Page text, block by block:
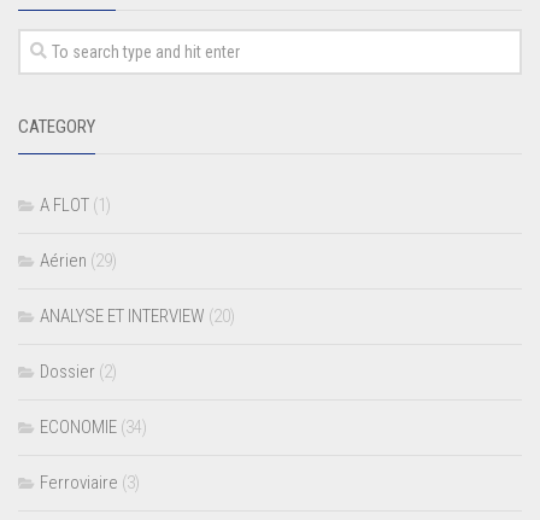
CATEGORY
A FLOT (1)
Aérien (29)
ANALYSE ET INTERVIEW (20)
Dossier (2)
ECONOMIE (34)
Ferroviaire (3)